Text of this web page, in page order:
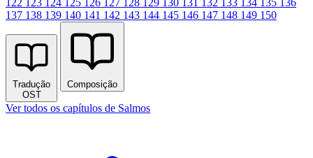
122 123 124 125 126 127 128 129 130 131 132 133 134 135 136
137 138 139 140 141 142 143 144 145 146 147 148 149 150
Tradução
OST
Composição
Ver todos os capítulos de Salmos